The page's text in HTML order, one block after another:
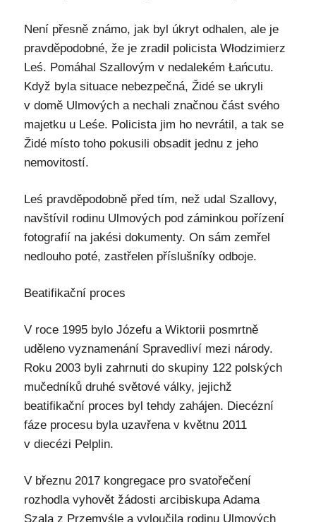
Není přesně známo, jak byl úkryt odhalen, ale je
pravděpodobné, že je zradil policista Włodzimierz
Leś. Pomáhal Szallovým v nedalekém Łańcutu.
Když byla situace nebezpečná, Židé se ukryli
v domě Ulmových a nechali značnou část svého
majetku u Leśe. Policista jim ho nevrátil, a tak se
Židé místo toho pokusili obsadit jednu z jeho
nemovitostí.
Leś pravděpodobně před tím, než udal Szallovy,
navštívil rodinu Ulmových pod záminkou pořízení
fotografií na jakési dokumenty. On sám zemřel
nedlouho poté, zastřelen příslušníky odboje.
Beatifikační proces
V roce 1995 bylo Józefu a Wiktorii posmrtně
uděleno vyznamenání Spravedliví mezi národy.
Roku 2003 byli zahrnuti do skupiny 122 polských
mučedníků druhé světové války, jejichž
beatifikační proces byl tehdy zahájen. Diecézní
fáze procesu byla uzavřena v květnu 2011
v diecézi Pelplin.
V březnu 2017 kongregace pro svatořečení
rozhodla vyhovět žádosti arcibiskupa Adama
Szala z Przemyśle a vyloučila rodinu Ulmových